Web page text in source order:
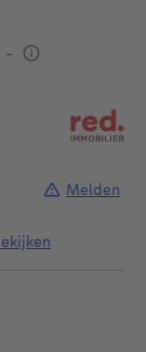
-
Melden